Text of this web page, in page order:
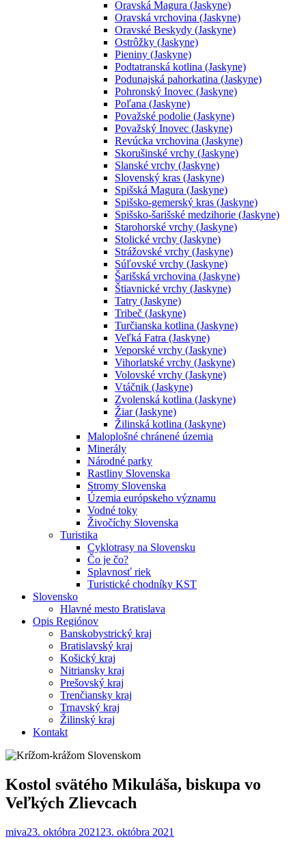
Oravská Magura (Jaskyne)
Oravská vrchovina (Jaskyne)
Oravské Beskydy (Jaskyne)
Ostrôžky (Jaskyne)
Pieniny (Jaskyne)
Podtatranská kotlina (Jaskyne)
Podunajská pahorkatina (Jaskyne)
Pohronský Inovec (Jaskyne)
Poľana (Jaskyne)
Považské podolie (Jaskyne)
Považský Inovec (Jaskyne)
Revúcka vrchovina (Jaskyne)
Skorušinské vrchy (Jaskyne)
Slanské vrchy (Jaskyne)
Slovenský kras (Jaskyne)
Spišská Magura (Jaskyne)
Spišsko-gemerský kras (Jaskyne)
Spišsko-šarišské medzihorie (Jaskyne)
Starohorské vrchy (Jaskyne)
Stolické vrchy (Jaskyne)
Strážovské vrchy (Jaskyne)
Súľovské vrchy (Jaskyne)
Šarišská vrchovina (Jaskyne)
Štiavnické vrchy (Jaskyne)
Tatry (Jaskyne)
Tribeč (Jaskyne)
Turčianska kotlina (Jaskyne)
Veľká Fatra (Jaskyne)
Veporské vrchy (Jaskyne)
Vihorlatské vrchy (Jaskyne)
Volovské vrchy (Jaskyne)
Vtáčnik (Jaskyne)
Zvolenská kotlina (Jaskyne)
Žiar (Jaskyne)
Žilinská kotlina (Jaskyne)
Maloplošné chránené územia
Minerály
Národné parky
Rastliny Slovenska
Stromy Slovenska
Územia európskeho významu
Vodné toky
Živočíchy Slovenska
Turistika
Cyklotrasy na Slovensku
Čo je čo?
Splavnosť riek
Turistické chodníky KST
Slovensko
Hlavné mesto Bratislava
Opis Regiónov
Banskobystrický kraj
Bratislavský kraj
Košický kraj
Nitriansky kraj
Prešovský kraj
Trenčiansky kraj
Trnavský kraj
Žilinský kraj
Kontakt
Kostol svätého Mikuláša, biskupa vo
Veľkých Zlievcach
miva23. októbra 2021 23. októbra 2021